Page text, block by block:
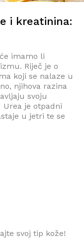
i kreatinina:
imamo li
Riječ je o
koji se nalaze u
njihova razina
svoju
je otpadni
u jetri te se
svoj tip kože!